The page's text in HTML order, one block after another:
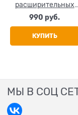
расширительных
баков
990 руб.
КУПИТЬ
МЫ В СОЦ